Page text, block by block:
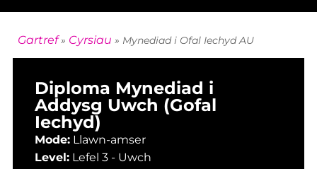
Gartref» Cyrsiau » Mynediad i Ofal Iechyd AU
Diploma Mynediad i
Addysg Uwch (Gofal
Iechyd)
Mode: Llawn-amser
Level: Lefel 3 - Uwch